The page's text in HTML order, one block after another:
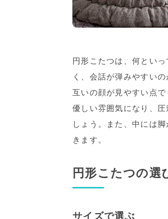
円形こたつは、何とい
く、会話が弾みやすい
互いの顔が見やすい点
優しい雰囲気になり、
しょう。また、中には
きます。
円形こたつの選
サイズで選ぶ